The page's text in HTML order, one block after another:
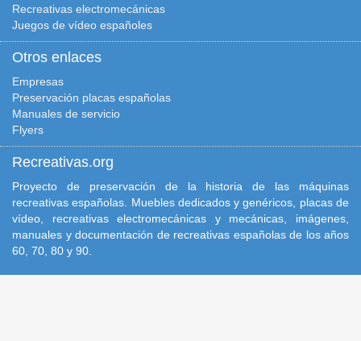
Recreativas electromecánicas
Juegos de vídeo españoles
Otros enlaces
Empresas
Preservación placas españolas
Manuales de servicio
Flyers
Recreativas.org
Proyecto de preservación de la historia de las máquinas
recreativas españolas. Muebles dedicados y genéricos, placas de
vídeo, recreativas electromecánicas y mecánicas, imágenes,
manuales y documentación de recreativas españolas de los años
60, 70, 80 y 90.